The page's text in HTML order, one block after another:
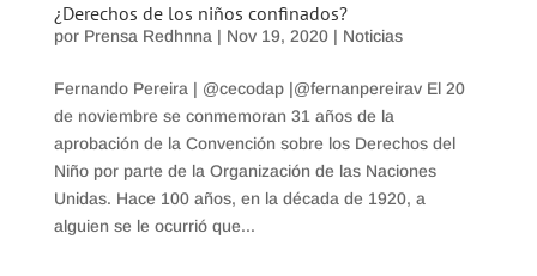
¿Derechos de los niños confinados?
por Prensa Redhnna| Nov 19, 2020| Noticias
Fernando Pereira | @cecodap |@fernanpereirav El 20
de noviembre se conmemoran 31 años de la
aprobación de la Convención sobre los Derechos del
Niño por parte de la Organización de las Naciones
Unidas. Hace 100 años, en la década de 1920, a
alguien se le ocurrió que...